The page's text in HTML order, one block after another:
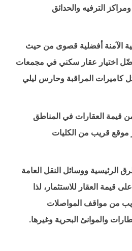
الترفيه والحدائق
الآمنة أفضلية قصوى من حيث
يفضّل اختيار عقار سكني في مجمعات
كاميرات المراقبة وحارس ليلي
قيمة العقارات في المناطق
موقع قريب من الكليات
الرئيسية ووسائل النقل العامة
قيمة العقار للاستثمار، لذا
من مواقف المواصلات
والموانئ البحرية وغيرها.